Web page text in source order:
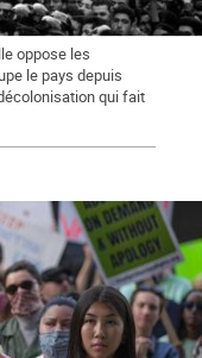
oppose les
le pays depuis
qui fait